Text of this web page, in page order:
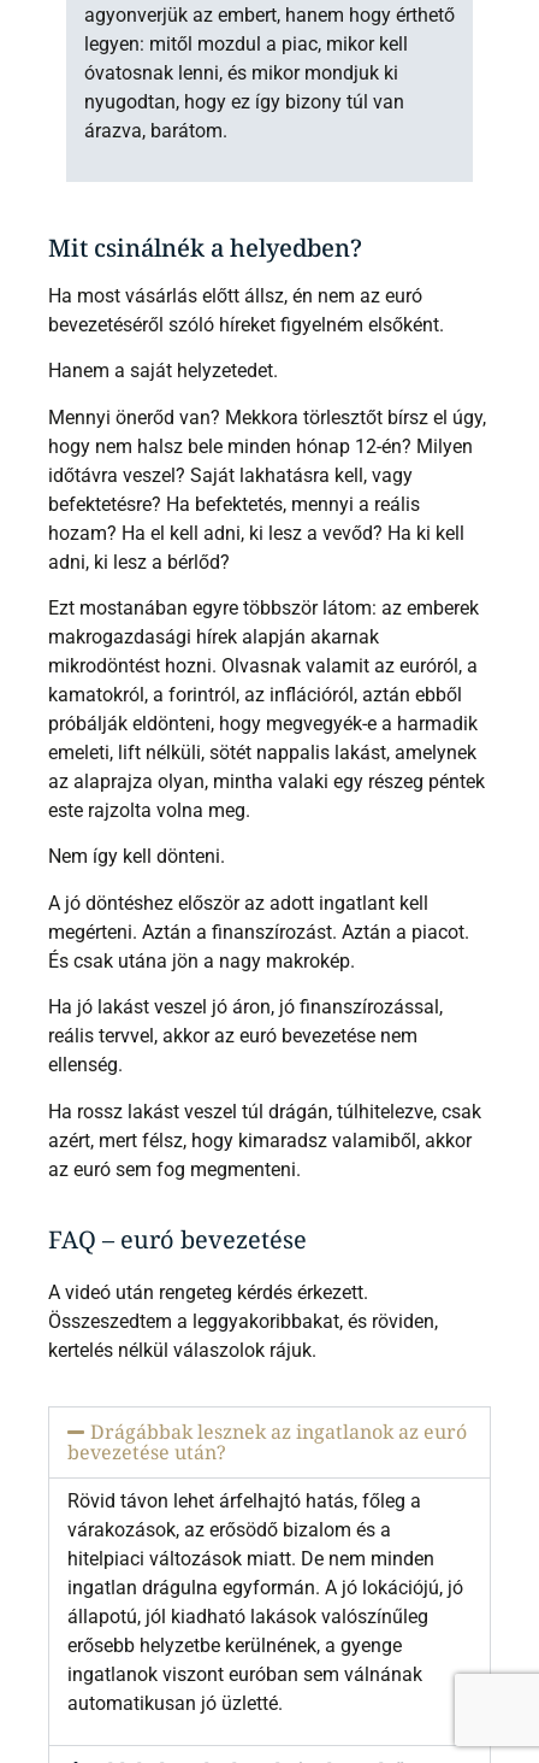
agyonverjük az embert, hanem hogy érthető
legyen: mitől mozdul a piac, mikor kell
óvatosnak lenni, és mikor mondjuk ki
nyugodtan, hogy ez így bizony túl van
árazva, barátom.
Mit csinálnék a helyedben?
Ha most vásárlás előtt állsz, én nem az euró
bevezetéséről szóló híreket figyelném elsőként.
Hanem a saját helyzetedet.
Mennyi önerőd van? Mekkora törlesztőt bírsz el úgy,
hogy nem halsz bele minden hónap 12-én? Milyen
időtávra veszel? Saját lakhatásra kell, vagy
befektetésre? Ha befektetés, mennyi a reális
hozam? Ha el kell adni, ki lesz a vevőd? Ha ki kell
adni, ki lesz a bérlőd?
Ezt mostanában egyre többször látom: az emberek
makrogazdasági hírek alapján akarnak
mikrodöntést hozni. Olvasnak valamit az euróról, a
kamatokról, a forintról, az inflációról, aztán ebből
próbálják eldönteni, hogy megvegyék-e a harmadik
emeleti, lift nélküli, sötét nappalis lakást, amelynek
az alaprajza olyan, mintha valaki egy részeg péntek
este rajzolta volna meg.
Nem így kell dönteni.
A jó döntéshez először az adott ingatlant kell
megérteni. Aztán a finanszírozást. Aztán a piacot.
És csak utána jön a nagy makrokép.
Ha jó lakást veszel jó áron, jó finanszírozással,
reális tervvel, akkor az euró bevezetése nem
ellenség.
Ha rossz lakást veszel túl drágán, túlhitelezve, csak
azért, mert félsz, hogy kimaradsz valamiből, akkor
az euró sem fog megmenteni.
FAQ – euró bevezetése
A videó után rengeteg kérdés érkezett.
Összeszedtem a leggyakoribbakat, és röviden,
kertelés nélkül válaszolok rájuk.
Drágábbak lesznek az ingatlanok az euró
bevezetése után?
Rövid távon lehet árfelhajtó hatás, főleg a
várakozások, az erősödő bizalom és a
hitelpiaci változások miatt. De nem minden
ingatlan drágulna egyformán. A jó lokációjú, jó
állapotú, jól kiadható lakások valószínűleg
erősebb helyzetbe kerülnének, a gyenge
ingatlanok viszont euróban sem válnának
automatikusan jó üzletté.